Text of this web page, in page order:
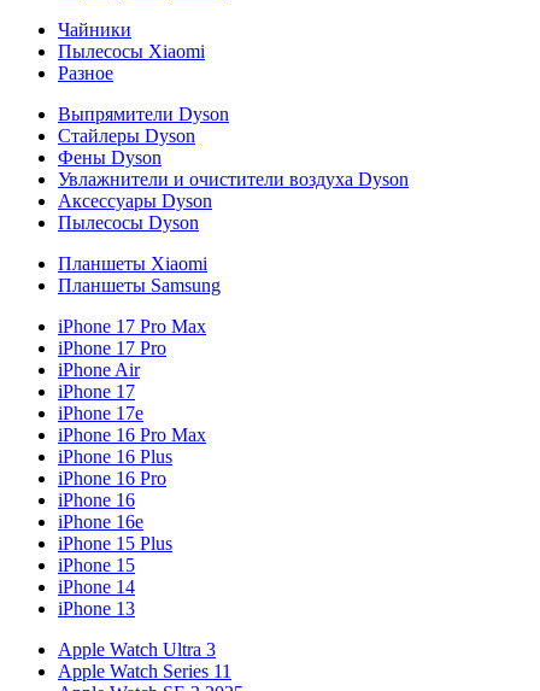
Чайники
Пылесосы Xiaomi
Разное
Выпрямители Dyson
Стайлеры Dyson
Фены Dyson
Увлажнители и очистители воздуха Dyson
Аксессуары Dyson
Пылесосы Dyson
Планшеты Xiaomi
Планшеты Samsung
iPhone 17 Pro Max
iPhone 17 Pro
iPhone Air
iPhone 17
iPhone 17e
iPhone 16 Pro Max
iPhone 16 Plus
iPhone 16 Pro
iPhone 16
iPhone 16e
iPhone 15 Plus
iPhone 15
iPhone 14
iPhone 13
Apple Watch Ultra 3
Apple Watch Series 11